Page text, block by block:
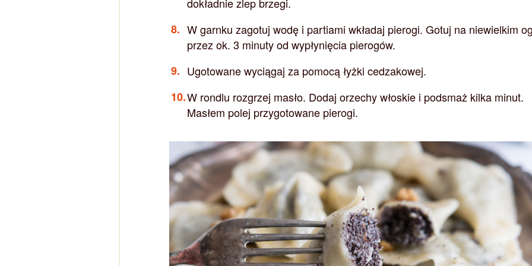
dokładnie zlep brzegi.
W garnku zagotuj wodę i partiami wkładaj pierogi. Gotuj na niewielkim
przez ok. 3 minuty od wypłynięcia pierogów.
Ugotowane wyciągaj za pomocą łyżki cedzakowej.
W rondlu rozgrzej masło. Dodaj orzechy włoskie i podsmaż kilka minut.
Masłem polej przygotowane pierogi.